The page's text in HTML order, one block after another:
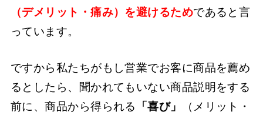
（デメリット・痛み）を避けるためであると言
っています。
ですから私たちがもし営業でお客に商品を薦め
るとしたら、聞かれてもいない商品説明をする
前に、商品から得られる
「喜び」
（メリット・